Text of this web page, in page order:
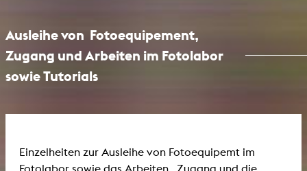
Ausleihe von Fotoequipement,
Zugang und Arbeiten im Fotolabor
sowie Tutorials
Einzelheiten zur Ausleihe von Fotoequipemt im
Fotolabor sowie das Arbeiten, Zugang und die